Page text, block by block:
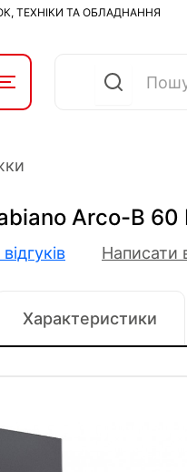
ТЕХНІКИ ТА ОБЛАДНАННЯ
Arco-B 60
Написати
Характеристики